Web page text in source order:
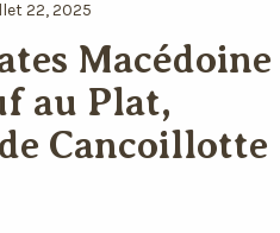
et Œuf
de
Banane
Introduction Ce plat est une
qui allie la fraîcheur des